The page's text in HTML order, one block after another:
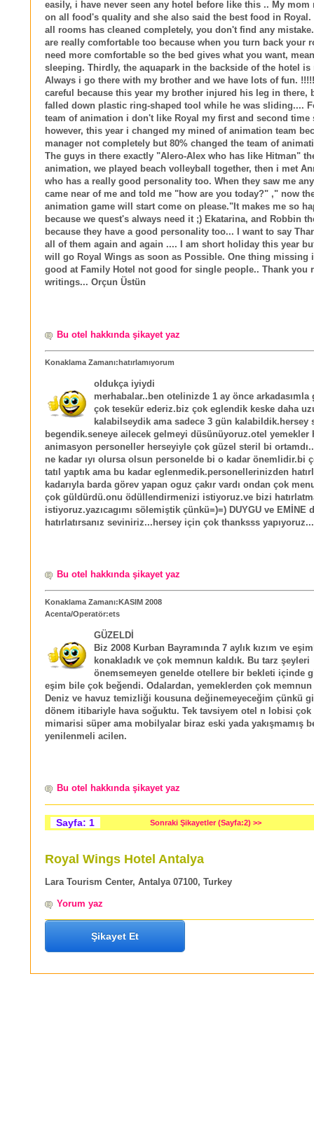
easily, i have never seen any hotel before like this .. My mom
on all food's quality and she also said the best food in Royal.
all rooms has cleaned completely, you don't find any
are really comfortable too because when you turn back your
need more comfortable so the bed gives what you want,
sleeping. Thirdly, the aquapark in the backside of the hotel is
Always i go there with my brother and we have lots of fun.
careful because this year my brother injured his leg in there,
falled down plastic ring-shaped tool while he was sliding....
team of animation i don't like Royal my first and second time
however, this year i changed my mined of animation team
manager not completely but 80% changed the team of
The guys in there exactly "Alero-Alex who has like Hitman"
animation, we played beach volleyball together, then i met
who has a really good personality too. When they saw me
came near of me and told me "how are you today?" ," now
animation game will start come on please."It makes me so
because we quest's always need it ;) Ekatarina, and Robbin
because they have a good personality too... I want to say
all of them again and again .... I am short holiday this year
will go Royal Wings as soon as Possible. One thing missing
good at Family Hotel not good for single people.. Thank you
writings... Orçun Üstün
Bu otel hakkında şikayet yaz
Konaklama Zamanı:hatırlamıyorum
oldukça iyiydi
merhabalar..ben otelinizde 1 ay önce arkadasımla
çok tesekür ederiz.biz çok eglendik keske daha
kalabilseydik ama sadece 3 gün kalabildik.hersey
begendik.seneye ailecek gelmeyi düsünüyoruz.otel yemekler
animasyon personeller herseyiyle çok güzel steril bi
ne kadar ıyı olursa olsun personelde bi o kadar önemlidir.bi
tatıl yaptık ama bu kadar eglenmedik.personellerinizden
kadarıyla barda görev yapan oguz çakır vardı ondan çok
çok güldürdü.onu ödüllendirmenizi istiyoruz.ve bizi
istiyoruz.yazıcagımı sölemiştik çünkü=)=) DUYGU ve EMİNE
hatırlatırsanız seviniriz...hersey için çok thanksss yapıyoruz...
Bu otel hakkında şikayet yaz
Konaklama Zamanı:KASIM 2008
Acenta/Operatör:ets
GÜZELDİ
Biz 2008 Kurban Bayramında 7 aylık kızım ve
konakladık ve çok memnun kaldık. Bu tarz şeyleri
önemsemeyen genelde otellere bir bekleti içinde
eşim bile çok beğendi. Odalardan, yemeklerden çok memnun
Deniz ve havuz temizliği kousuna değinemeyeceğim çünkü
dönem itibariyle hava soğuktu. Tek tavsiyem otel n lobisi çok
mimarisi süper ama mobilyalar biraz eski yada yakışmamış
yenilenmeli acilen.
Bu otel hakkında şikayet yaz
Sayfa: 1 Sonraki Şikayetler (Sayfa:2) >>
Royal Wings Hotel Antalya
Lara Tourism Center, Antalya 07100, Turkey
Yorum yaz
Şikayet Et